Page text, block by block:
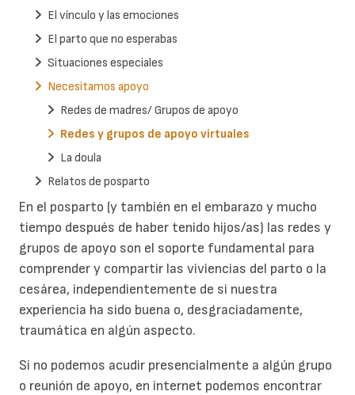
En el posparto (y también en el embarazo y mucho
tiempo después de haber tenido hijos/as) las redes y
grupos de apoyo son el soporte fundamental para
comprender y compartir las viviencias del parto o la
cesárea, independientemente de si nuestra
experiencia ha sido buena o, desgraciadamente,
traumática en algún aspecto.
Si no podemos acudir presencialmente a algún grupo
o reunión de apoyo, en internet podemos encontrar
El vínculo y las emociones
El parto que no esperabas
Situaciones especiales
Necesitamos apoyo
Redes de madres/ Grupos de apoyo
Redes y grupos de apoyo virtuales
La doula
Relatos de posparto